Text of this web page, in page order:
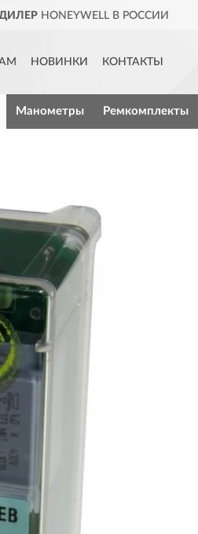
HONEYWELL В РОССИИ
НОВИНКИ КОНТАКТЫ
Манометры Ремкомплекты